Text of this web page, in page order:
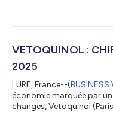
stratégique à long terme
profitabilité. Nous
VETOQUINOL :
2025
LURE, France--(BUSINESS
économie marquée par
changes, Vetoquinol